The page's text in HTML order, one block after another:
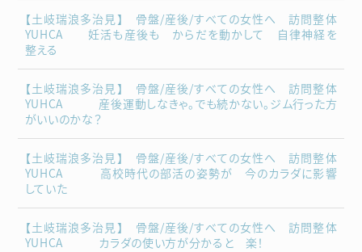
【土岐瑞浪多治見】 骨盤/産後/すべての女性へ 訪問整体
YUHCA 妊活も産後も からだを動かして 自律神経を
整える
【土岐瑞浪多治見】 骨盤/産後/すべての女性へ 訪問整体
YUHCA 産後運動しなきゃ。でも続かない。ジム行った方
がいいのかな？
【土岐瑞浪多治見】 骨盤/産後/すべての女性へ 訪問整体
YUHCA 高校時代の部活の姿勢が 今のカラダに影響
していた
【土岐瑞浪多治見】 骨盤/産後/すべての女性へ 訪問整体
YUHCA カラダの使い方が分かると 楽！